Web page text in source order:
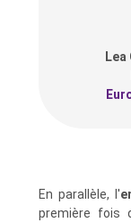
Lea
En parallèle, l'
première fois